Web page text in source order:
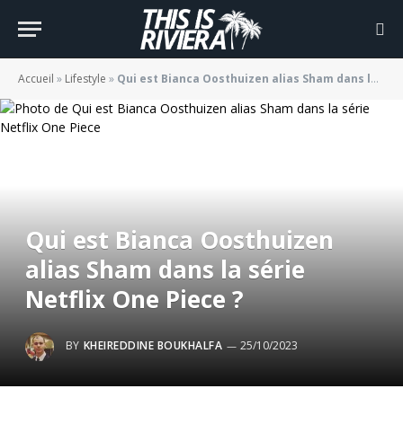
Accueil » Lifestyle » Qui est Bianca Oosthuizen alias Sham dans la série Netflix One Piece ?
Qui est Bianca Oosthuizen
alias Sham dans la série
Netflix One Piece ?
BY KHEIREDDINE BOUKHALFA 25/10/2023